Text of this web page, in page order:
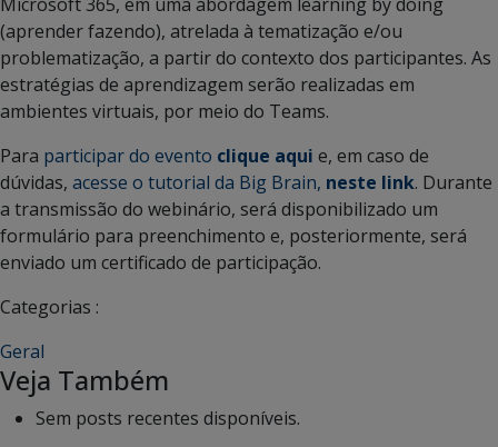
(aprender fazendo), atrelada à tematização e/ou
problematização, a partir do contexto dos participantes. As
estratégias de aprendizagem serão realizadas em
ambientes virtuais, por meio do Teams.
Para participar do evento clique aqui e, em caso de
dúvidas, acesse o tutorial da Big Brain, neste link. Durante
a transmissão do webinário, será disponibilizado um
formulário para preenchimento e, posteriormente, será
enviado um certificado de participação.
Categorias :
Geral
Veja Também
Sem posts recentes disponíveis.